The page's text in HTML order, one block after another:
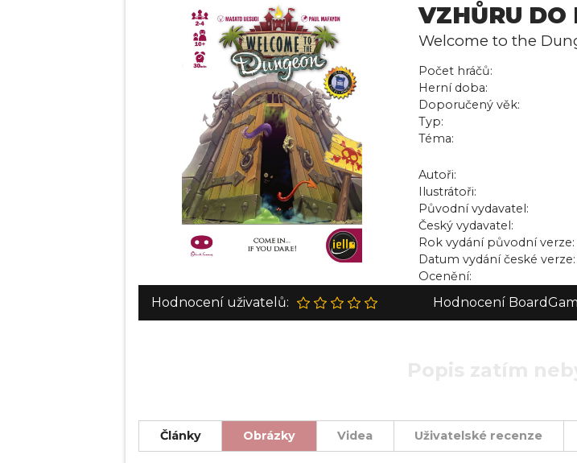
VZHŮRU DO
Welcome to the
Počet hráčů:
Herní doba:
Doporučený věk:
Typ:
Téma:
Autoři:
Ilustrátoři:
Původní vydavatel:
Český vydavatel:
Rok vydání původní verze:
Datum vydání české verze:
Ocenění:
Hodnocení uživatelů: Hodnocení
Články Obrázky Videa Uživatelské recenze